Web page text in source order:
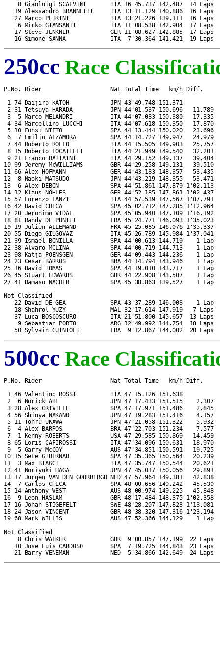
8 Gianluigi SCALVINI       ITA 16'45.737 142.487  14 Laps
19 Alessandro BRANNETTI     ITA 13'11.129 140.886  16 Laps
27 Marco PETRINI            ITA 13'21.226 139.111  16 Laps
6 Mirko GIANSANTI          ITA 11'08.538 142.904  17 Laps
17 Steve JENKNER            GER 11'08.627 142.885  17 Laps
250cc Race
P.No. Rider                    Nat Total Time   km/h Diff.
1 74 Daijiro KATOH            JPN 43'49.748 151.371
2 31 Tetsuya HARADA           JPN 44'01.537 150.696
3  5 Marco MELANDRI           ITA 44'07.083 150.380
4 34 Marcellino LUCCHI        ITA 44'07.618 150.350
5 10 Fonsi NIETO              SPA 44'13.444 150.020   23.696
6  7 Emilio ALZAMORA          SPA 44'14.727 149.947   24.979
7 44 Roberto ROLFO            ITA 44'15.505 149.903
8 15 Roberto LOCATELLI        ITA 44'21.949 149.540
9 21 Franco BATTAINI          ITA 44'29.152 149.137   39.404
10 99 Jeremy McWILLIAMS        GBR 44'29.258 149.131
11 66 Alex HOFMANN             GER 44'43.183 148.357
12  8 Naoki MATSUDO            JPN 44'43.219 148.355   53.471
13  6 Alex DEBON               SPA 44'51.861 147.879
14 12 Klaus NÖHLES             GER 44'52.185 147.861
15 57 Lorenzo LANZI            ITA 44'57.539 147.567 1'07.791
16 42 David CHECA              SPA 45'02.712 147.285 1'12.964
17 20 Jeronimo VIDAL           SPA 45'05.940 147.109
18 81 Randy DE PUNIET          FRA 45'24.771 146.093
19 19 Julien ALLEMAND          FRA 45'25.085 146.076 1'35.337
20 55 Diego GIUGOVAZ           ITA 45'26.789 145.984 1'37.041
21 39 Ismael BONILLA           SPA 44'00.613 144.719    1 Lap
22 38 Alvaro MOLINA            SPA 44'00.719 144.713    1 Lap
23 98 Katja POENSGEN           GER 44'09.443 144.236    1
24 23 Cesar BARROS             BRA 44'14.794 143.946    1 Lap
25 16 David TOMAS              SPA 44'19.010 143.717    1 Lap
26 45 Stuart EDWARDS           GBR 44'22.908 143.507    1 Lap
27 41 Damaso NACHER            SPA 45'38.863 139.527    1 Lap
Not Classified
22 David DE GEA             SPA 43'37.289 146.008    1 Lap
18 Shahrol YUZY             MAL 32'17.614 147.919   7 Laps
37 Luca BOSCOSCURO          ITA 21'51.800 145.657  13 Laps
9 Sebastian PORTO          ARG 12'49.992 144.754  18 Laps
500cc Race
P.No. Rider                    Nat Total Time   km/h Diff.
1 46 Valentino ROSSI          ITA 47'15.126 151.638
2  6 Norick ABE               JPN 47'17.433 151.515    2.307
3 28 Alex CRIVILLE            SPA 47'17.971 151.486    2.845
4 56 Shinya NAKANO            JPN 47'19.283 151.416    4.157
5 11 Tohru UKAWA              JPN 47'21.058 151.322    5.932
6  4 Alex BARROS              BRA 47'22.703 151.234    7.577
7  1 Kenny ROBERTS            USA 47'29.585 150.869
8 65 Loris CAPIROSSI          ITA 47'34.096 150.631   18.970
9  5 Garry McCOY              AUS 47'34.851 150.591   19.725
10 15 Sete GIBERNAU            SPA 47'35.365 150.564
11  3 Max BIAGGI               ITA 47'35.747 150.544   20.621
12 41 Noriyuki HAGA            JPN 47'45.017 150.056   29.891
13 17 Jurgen VAN DEN GOORBERGH NED 47'57.964 149.381
14  7 Carlos CHECA             SPA 48'00.656 149.242   45.530
15 14 Anthony WEST             AUS 48'00.974 149.225   45.848
16  9 Leon HASLAM              GBR 48'17.484 148.375 1'02.358
17 16 Johan STIGEFELT          SWE 48'28.207 147.828 1'13.081
18 24 Jason VINCENT            GBR 48'38.320 147.316
19 68 Mark WILLIS              AUS 47'52.366 144.129    1 Lap
Not Classified
8 Chris WALKER             GBR  9'00.857 147.199  22 Laps
10 Jose Luis CARDOSO        SPA  7'19.725 144.843  23 Laps